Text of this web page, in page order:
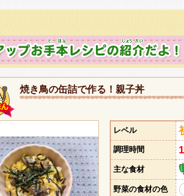
焼き鳥の缶詰で作る！親子丼
レベル
調理時間
主な食材
野菜の食材の色